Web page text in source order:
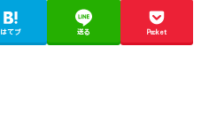
はてブ 送る Pocket